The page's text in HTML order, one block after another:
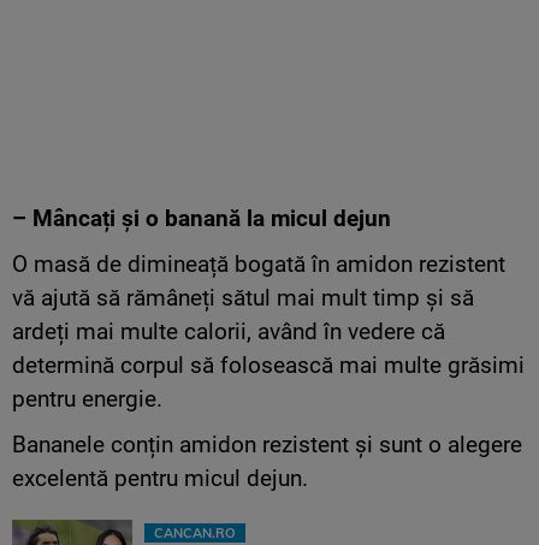
– Mâncați și o banană la micul dejun
O masă de dimineață bogată în amidon rezistent
vă ajută să rămâneți sătul mai mult timp și să
ardeți mai multe calorii, având în vedere că
determină corpul să folosească mai multe grăsimi
pentru energie.
Bananele conțin amidon rezistent și sunt o alegere
excelentă pentru micul dejun.
CANCAN.RO